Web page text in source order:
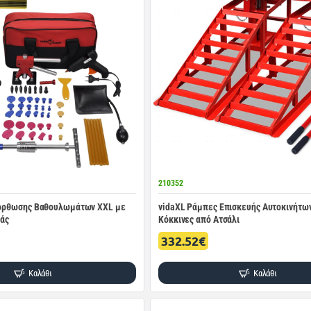
Βαθουλωμάτων XXL με
Καλάθι
210352
vidaXL Ράμπες Επισκευής
Κόκκινες από Ατσάλι
332.52€
Καλάθι